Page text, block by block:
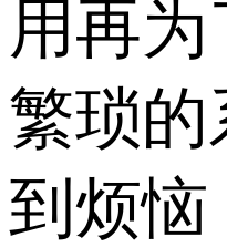
用再为
繁琐的
到烦恼